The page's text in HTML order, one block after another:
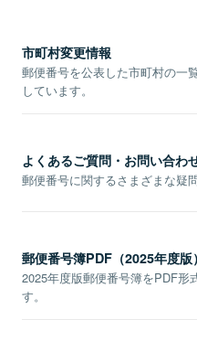
市町村変更情報
郵便番号を公表した市町村の一
しています。
よくあるご質問・お問い合わ
郵便番号に関するさまざまな疑
郵便番号簿PDF（2025年度版）
2025年度版郵便番号簿をPDF形
す。